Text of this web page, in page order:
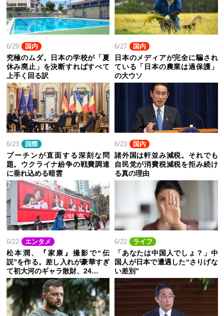
6/29 国内
究極のムダ。日本の学校が「夏
休み廃止」を決断すればすべて
上手く回る訳
6/27 国内
日本のメディアが完全に騙され
ている「日本の農業は過保護」
の大ウソ
6/23 国際
プーチンが直面する深刻な問
題。ウクライナ紛争の戦費調達
に垂れ込める暗雲
6/23 国内
諸外国は軒並み減税。それでも
自民党が消費税減税を拒み続け
る真の理由
6/22 エンタメ
松本潤、『家康』撮影で“伝
説”を作る。差し入れが豪華すぎ
て初大河のギャラ散財、24…
6/22 ライフ
「あなたは中国人でしょ？」中
国人が日本で遭遇した“さりげな
い差別”